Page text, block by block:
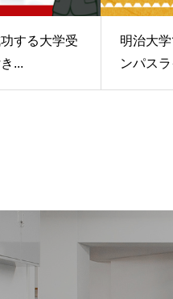
する大学受
...
明治大
ンパス